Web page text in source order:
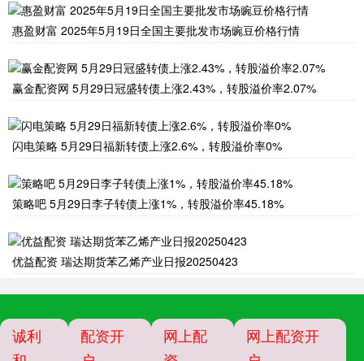
惠盈财富 2025年5月19日全国主要批发市场豌豆价格行情
赢金配资网 5月29日冠盛转债上涨2.43%，转股溢价率2.07%
闪电策略 5月29日福新转债上涨2.6%，转股溢价率0%
策略吧 5月29日李子转债上涨1%，转股溢价率45.18%
优益配资 瑞达期货苯乙烯产业日报20250423
诚利
配资开
网上配
网上配资开